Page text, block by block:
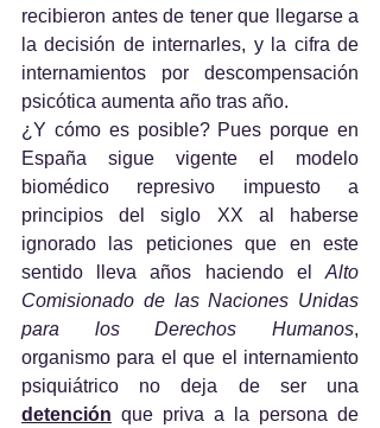
recibieron antes de tener que llegarse a
la decisión de internarles, y la cifra de
internamientos por descompensación
psicótica aumenta año tras año.
¿Y cómo es posible? Pues porque en
España sigue vigente el modelo
biomédico represivo impuesto a
principios del siglo XX al haberse
ignorado las peticiones que en este
sentido lleva años haciendo el Alto
Comisionado de las Naciones Unidas
para los Derechos Humanos,
organismo para el que el internamiento
detención que priva a la persona de